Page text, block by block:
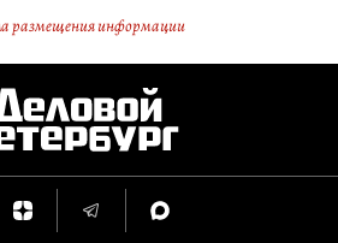
размещения информации